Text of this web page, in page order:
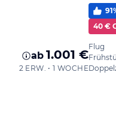
ab 1.001 €
2 ERW. • 1 WOCHE
91
40 €
Flug